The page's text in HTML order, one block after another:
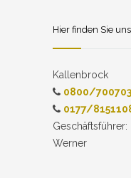
Hier finden Sie
Kallenbrock
0800/
0177/
Geschäftsführer:
Werner